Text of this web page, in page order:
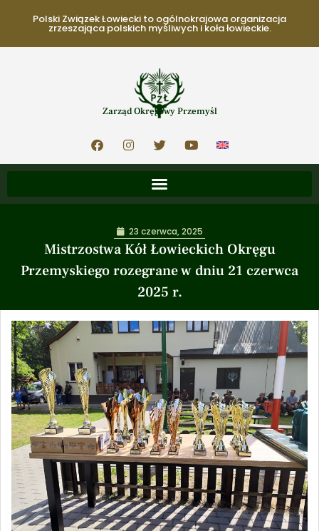
Polski Związek Łowiecki to ogólnokrajowa organizacja
zrzeszająca polskich myśliwych i koła łowieckie.
Zarząd Okręgowy Przemyśl
Mistrzostwa Kół Łowieckich Okręgu
Przemyskiego rozegrane w dniu 21 czerwca
2025 r.
23 czerwca, 2025